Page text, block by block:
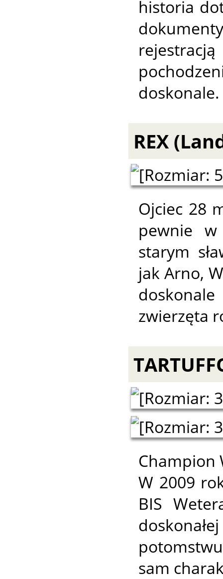
historia
doskonale.
REX
Ojciec 28
pewnie w
starym
jak Arno,
zwierzęta
Champion
W 2009
BIS
sam